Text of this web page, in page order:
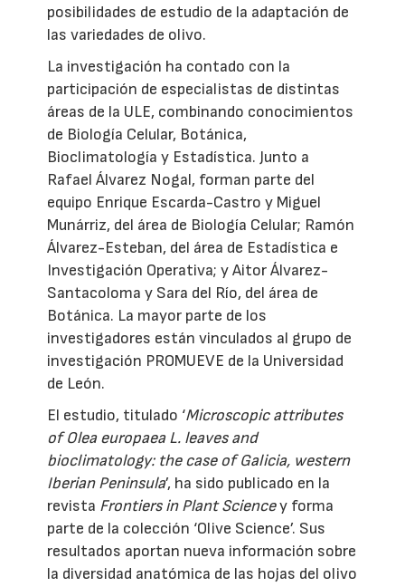
posibilidades de estudio de la adaptación de
las variedades de olivo.
La investigación ha contado con la
participación de especialistas de distintas
áreas de la ULE, combinando conocimientos
de Biología Celular, Botánica,
Bioclimatología y Estadística. Junto a
Rafael Álvarez Nogal, forman parte del
equipo Enrique Escarda-Castro y Miguel
Munárriz, del área de Biología Celular; Ramón
Álvarez-Esteban, del área de Estadística e
Investigación Operativa; y Aitor Álvarez-
Santacoloma y Sara del Río, del área de
Botánica. La mayor parte de los
investigadores están vinculados al grupo de
investigación PROMUEVE de la Universidad
de León.
El estudio, titulado ‘Microscopic attributes
of Olea europaea L. leaves and
bioclimatology: the case of Galicia, western
Iberian Peninsula’, ha sido publicado en la
revista Frontiers in Plant Sciencey forma
parte de la colección ‘Olive Science’. Sus
resultados aportan nueva información sobre
la diversidad anatómica de las hojas del olivo